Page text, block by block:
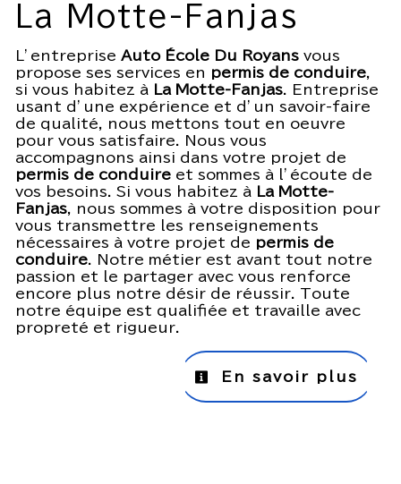
La Motte-Fanjas
L’entreprise Auto École Du Royans vous
propose ses services en permis de conduire,
si vous habitez à
La Motte-Fanjas. Entreprise
usant d’une expérience et d’un savoir-faire
de qualité, nous mettons tout en oeuvre
pour vous satisfaire. Nous vous
accompagnons ainsi dans votre projet de
permis de conduire et sommes à l’écoute de
vos besoins. Si vous habitez à
La Motte-
Fanjas, nous sommes à votre disposition pour
vous transmettre les renseignements
nécessaires à votre projet de permis de
conduire. Notre métier est avant tout notre
passion et le partager avec vous renforce
encore plus notre désir de réussir. Toute
notre équipe est qualifiée et travaille avec
propreté et rigueur.
En savoir plus